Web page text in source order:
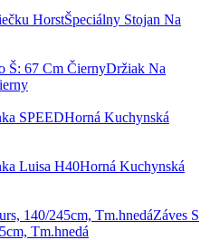
Špeciálny Stojan Na
Držiak Na
Horná Kuchynská
Horná Kuchynská
Záves S
Tm.hnedá